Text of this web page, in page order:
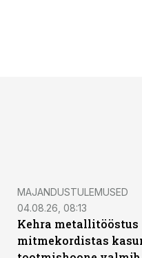
MAJANDUSTULEMUSED
04.08.26, 08:13
Kehra metallitööstus
mitmekordistas